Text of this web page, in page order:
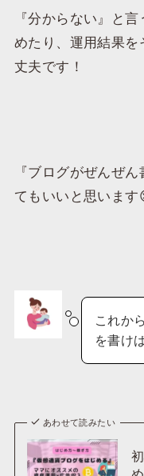
『分からない』と
めたり、運用結果を
丈夫です！
『ブログがぜんぜ
てもいいと思います
これか
を書け
あわせて読みたい